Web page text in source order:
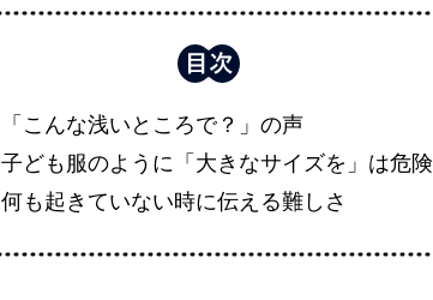
「こんな浅いところで？」の声
子ども服のように「大きなサイズを」は危険
何も起きていない時に伝える難しさ